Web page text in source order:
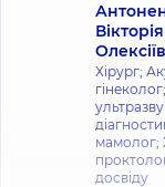
Вікторія
Хірург;
мамолог;
досвіду